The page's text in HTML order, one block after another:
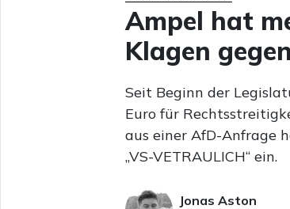
Ampel hat
Klagen
Seit Beginn der
Euro für
aus einer AfD-Anfrage
„VS-VETRAULICH“ ein.
Jonas Aston